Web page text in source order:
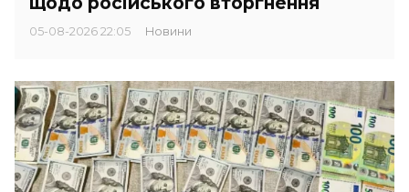
05-08-2026 22:05 Новини